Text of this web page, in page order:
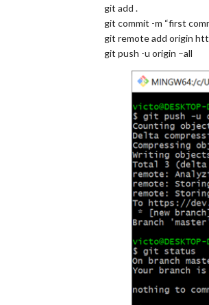
git add .
git commit -m “first
git remote add origin
git push -u origin –all